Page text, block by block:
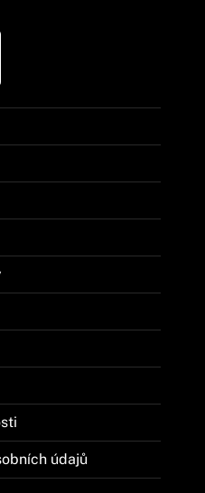
údajů